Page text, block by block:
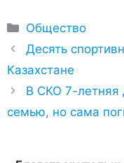
Рубрики
Общество
Десять
Казахстане
В СКО 7-летняя
семью, но сама